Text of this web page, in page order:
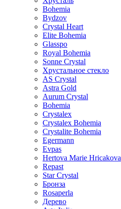
Bohemia
Bydzov
Crystal Heart
Elite Bohemia
Glasspo
Royal Bohemia
Sonne Crystal
Хрустальное стекло
AS Crystal
Astra Gold
Aurum Crystal
Bohemia
Crystalex
Crystalex Bohemia
Crystalite Bohemia
Egermann
Evpas
Hertova Marie Hricakova
Repast
Star Crystal
Бронза
Rosaperla
Дерево